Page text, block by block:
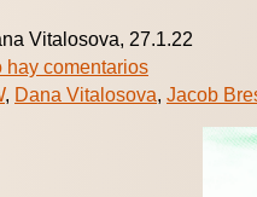
Vitalosova, 27.1.22
hay comentarios
, Dana Vitalosova, Jacob